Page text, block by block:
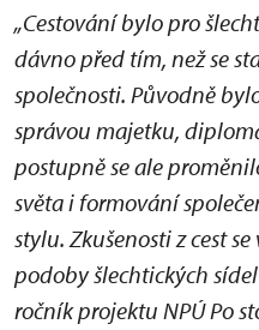
„Cestování bylo pro
dávno před tím, než se
společnosti. Původně
správou majetku,
postupně se ale
světa i formování
stylu. Zkušenosti z cest
podoby šlechtických
ročník projektu NPÚ Po